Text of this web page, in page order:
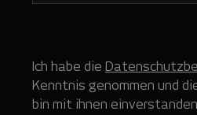
Ich habe die
Kenntnis genommen und
bin mit ihnen